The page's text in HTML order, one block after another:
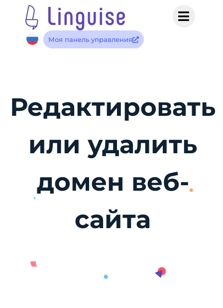
Моя панель управления
Редактировать
или удалить
домен веб-
сайта